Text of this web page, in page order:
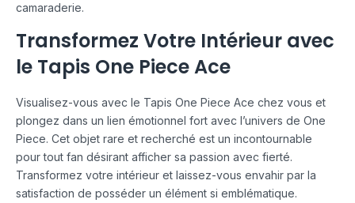
camaraderie.
Transformez Votre Intérieur avec
le Tapis One Piece Ace
Visualisez-vous avec le Tapis One Piece Ace chez vous et
plongez dans un lien émotionnel fort avec l’univers de One
Piece. Cet objet rare et recherché est un incontournable
pour tout fan désirant afficher sa passion avec fierté.
Transformez votre intérieur et laissez-vous envahir par la
satisfaction de posséder un élément si emblématique.